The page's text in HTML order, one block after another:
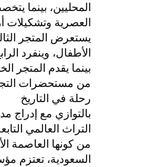
المحليين، بينما
العصرية وتشكيلات
يستعرض المتجر
الأطفال، وينفرد
بينما يقدم المتجر
من مستحضرات
رحلة في التاريخ
بالتوازي مع إدراج
التراث العالمي
من كونها العاصمة
السعودية، تعتزم